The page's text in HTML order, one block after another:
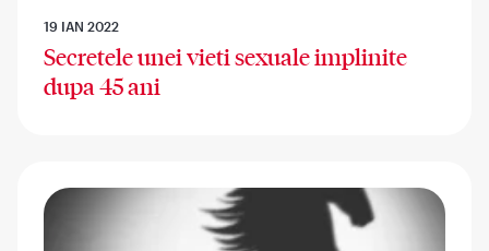
19 IAN 2022
Secretele unei vieti sexuale implinite
dupa 45 ani